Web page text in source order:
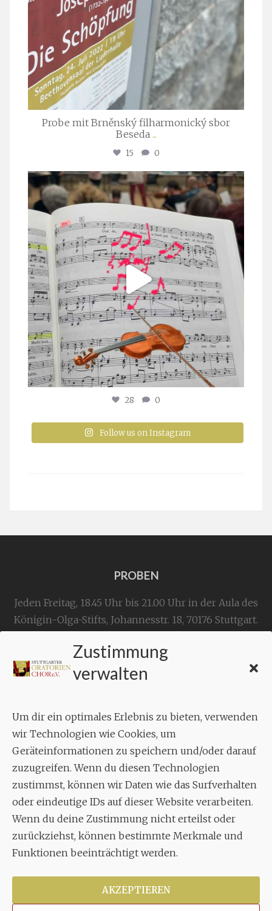
Zustimmung
verwalten
Um dir ein optimales Erlebnis zu bieten, verwenden
wir Technologien wie Cookies, um
Geräteinformationen zu speichern und/oder darauf
zuzugreifen. Wenn du diesen Technologien
zustimmst, können wir Daten wie das Surfverhalten
oder eindeutige IDs auf dieser Website verarbeiten.
Wenn du deine Zustimmung nicht erteilst oder
zurückziehst, können bestimmte Merkmale und
Funktionen beeinträchtigt werden.
AKZEPTIEREN
Probe mit Brněnský filharmonický sbor
Beseda ...
15 0
stuttgarter_oratorienchor
Juli 23
28 0
Follow us on Instagram
PROBEN
Jeden Freitag, 18.45 Uhr bis 21.00 Uhr in der Aula des
Königin-Olga-Stifts, Johannesstr. 18, 70176 Stuttgart.
KONTAKT
Geschäftsstelle:
Aixheimer Str. 18
70619 Stuttgart
MUSIK
Musikalischer Leiter:
Enrico Trummer
Tel.+49 (0)177 / 34 23 57 1
Facebook
TwitterYouTube